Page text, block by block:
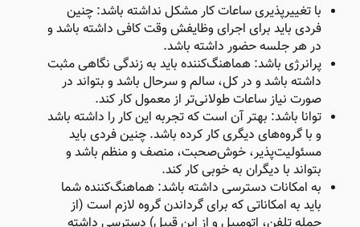
با تغییرپذیری ساعات کار مشکل نداشته باشد: چنین
فردی باید برای اجرای وظایفش وقت کافی داشته باشد و
در هر جلسه حضور داشته باشد.
پرانرژی باشد: هماهنگ‌کننده باید به زندگی نگاهی مثبت
داشته باشد و در کل، سالم و سرحال باشد و بتواند در
صورت نیاز ساعات طولانی‌تر از معمول کار کند.
توانا باشد: بهتر آن است که تجربه این کار را داشته باشد
و با گروه‌های دیگری کار کرده باشد. چنین فردی باید
مسئولیت‌پذیر، خوش‌صحبت، منصف و منظم باشد و
بتواند با دیگران به خوبی کار کند.
به امکانات دسترسی داشته باشد: هماهنگ‌کننده شما
باید به امکاناتی که برای گرداندن گروه لازم است (از
جمله تلفن، اتومبیل و از این قبیل) دسترسی داشته